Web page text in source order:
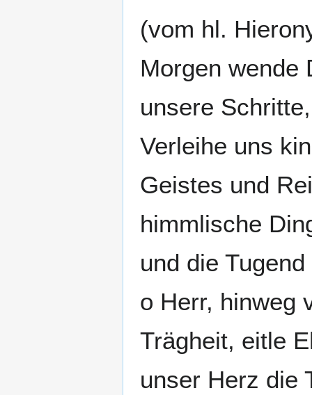
(vom hl.
Morgen wende
unsere
Verleihe uns
Geistes und
himmlische
und die
o Herr, hinweg
Trägheit, eitle
unser Herz die